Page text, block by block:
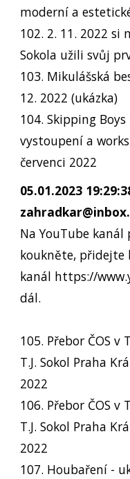
moderní a
102. 2. 11. 2022 si
Sokola užili svůj
103. Mikulášská
12. 2022 (ukázka)
104. Skipping Boys
vystoupení a
červenci 2022
05.01.2023
Na YouTube
koukněte, přidejte
kanál https://
dál.
105. Přebor ČOS v
T.J. Sokol Praha
2022
106. Přebor ČOS v
T.J. Sokol Praha
2022
107. Houbaření -